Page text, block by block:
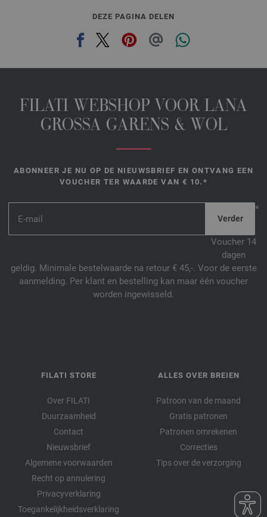
DEZE PAGINA DELEN
FILATI WEBSHOP VOOR LANA
GROSSA GARENS & WOL
ABONNEER JE NU OP DE NIEUWSBRIEF EN ONTVANG EEN
VOUCHER TER WAARDE VAN € 10.*
*
Voucher 14
dagen
geldig. Minimale bestelwaarde na retour € 45,-. Voor de eerste
aanmelding. Per klant en bestelling kan maar één voucher
worden ingewisseld.
FILATI STORE
Over FILATI
Duurzaamheid
Contact
Nieuwsbrief
Algemene voorwaarden
Recht op annulering
Privacyverklaring
Toegankelijkheidsverklaring
ALLES OVER BREIEN
Patroon van de maand
Gratis patronen
Patronen omrekenen
Correcties
Tips over de verzorging